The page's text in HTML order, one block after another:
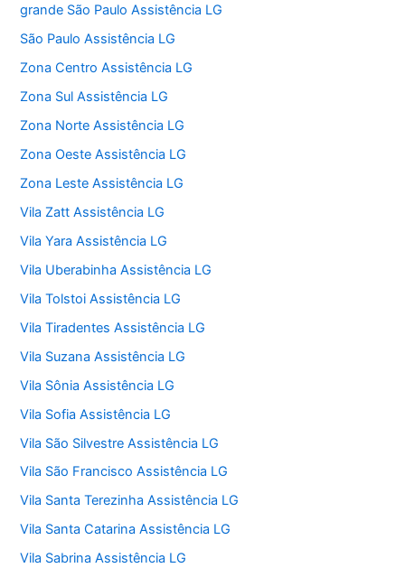
grande São Paulo Assistência LG
São Paulo Assistência LG
Zona Centro Assistência LG
Zona Sul Assistência LG
Zona Norte Assistência LG
Zona Oeste Assistência LG
Zona Leste Assistência LG
Vila Zatt Assistência LG
Vila Yara Assistência LG
Vila Uberabinha Assistência LG
Vila Tolstoi Assistência LG
Vila Tiradentes Assistência LG
Vila Suzana Assistência LG
Vila Sônia Assistência LG
Vila Sofia Assistência LG
Vila São Silvestre Assistência LG
Vila São Francisco Assistência LG
Vila Santa Terezinha Assistência LG
Vila Santa Catarina Assistência LG
Vila Sabrina Assistência LG